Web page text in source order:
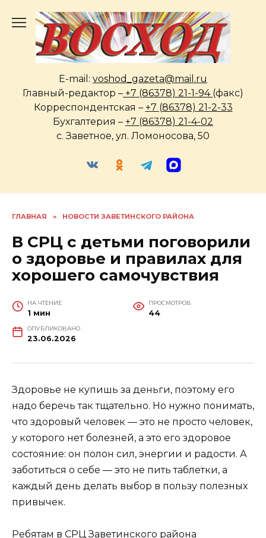
содержанию
E-mail: voshod_gazeta@mail.ru
Главный-редактор – +7 (86378) 21-1-94 (факс)
Корреспондентская – +7 (86378) 21-2-33
Бухгалтерия – +7 (86378) 21-4-02
с. Заветное, ул. Ломоносова, 50
ГЛАВНАЯ » НОВОСТИ ЗАВЕТИНСКОГО РАЙОНА
В СРЦ с детьми поговорили
о здоровье и правилах для
хорошего самочувствия
НА ЧТЕНИЕ
1 мин
ПРОСМОТРОВ
44
ОПУБЛИКОВАНО
23.06.2026
Здоровье не купишь за деньги, поэтому его
надо беречь так тщательно. Но нужно понимать,
что здоровый человек — это не просто человек,
у которого нет болезней, а это его здоровое
состояние: он полон сил, энергии и радости. А
заботиться о себе — это не пить таблетки, а
каждый день делать выбор в пользу полезных
привычек.
Ребятам в СРЦ Заветинского района